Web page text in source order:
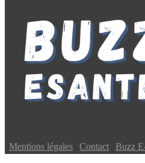
Mentions légales Contact Buzz